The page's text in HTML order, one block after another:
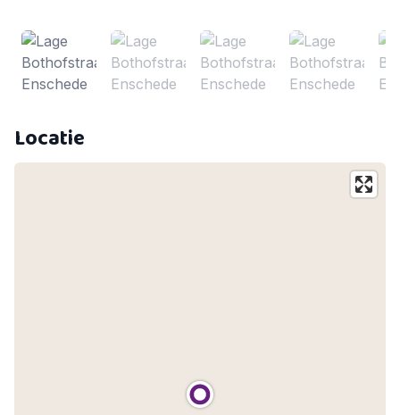
Aan de impressies kunnen geen rechten worden
ontleend; deze dienen uitsluitend ter visualisatie.
Locatie